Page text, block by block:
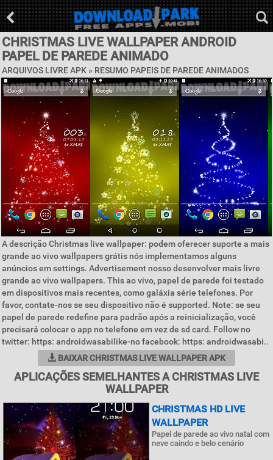
CHRISTMAS LIVE WALLPAPER ANDROID
PAPEL DE PAREDE ANIMADO
ARQUIVOS LIVRE APK » RESUMO PAPEIS DE PAREDE ANIMADOS
A descrição Christmas live wallpaper: podem oferecer suporte a mais
grande ao vivo wallpapers grátis nós implementamos alguns
anúncios em settings. Advertisement nosso desenvolver mais livre
grande ao vivo wallpapers. This ao vivo, papel de parede foi testado
em dispositivos mais recentes, como galáxia série telefones. Por
favor, contate-nos se seu dispositivo não é supported. Note: se seu
papel de parede redefine para padrão após a reinicialização, você
precisará colocar o app no telefone em vez de sd card. Follow no
twitter: https: androidwasabilike-no facebook: https: androidwasabi..
BAIXAR CHRISTMAS LIVE WALLPAPER APK
APLICAÇÕES SEMELHANTES A CHRISTMAS LIVE
WALLPAPER
CHRISTMAS HD LIVE
WALLPAPER
Papel de parede ao vivo natal com
neve caindo e belo cenário